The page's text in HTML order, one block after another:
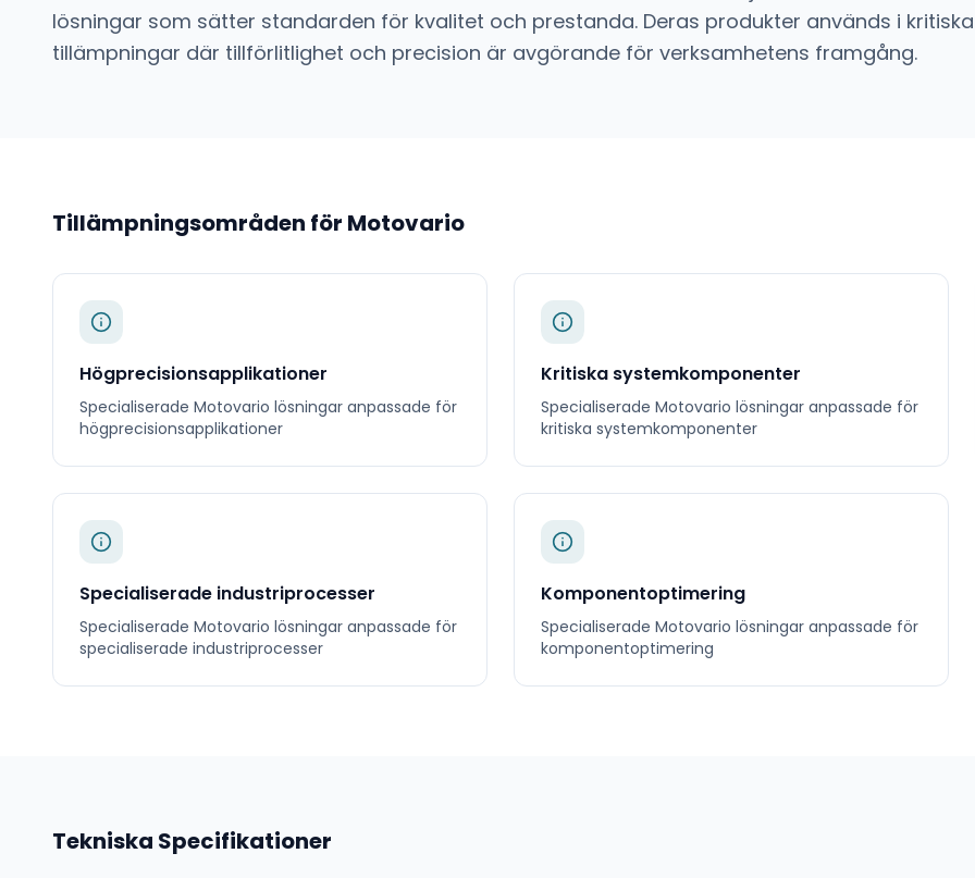
lösningar som sätter standarden för kvalitet och prestanda. Deras produkter används i kritiska
tillämpningar där tillförlitlighet och precision är avgörande för verksamhetens framgång.
Tillämpningsområden för Motovario
Högprecisionsapplikationer
Specialiserade Motovario lösningar anpassade för
högprecisionsapplikationer
Kritiska systemkomponenter
Specialiserade Motovario lösningar anpassade för
kritiska systemkomponenter
Specialiserade industriprocesser
Specialiserade Motovario lösningar anpassade för
specialiserade industriprocesser
Komponentoptimering
Specialiserade Motovario lösningar anpassade för
komponentoptimering
Tekniska Specifikationer